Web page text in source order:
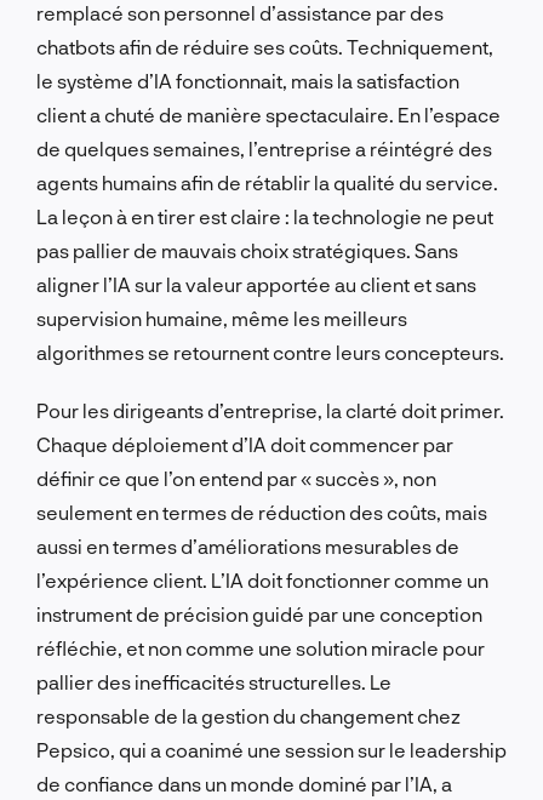
remplacé son personnel d’assistance par des
chatbots afin de réduire ses coûts. Techniquement,
le système d’IA fonctionnait, mais la satisfaction
client a chuté de manière spectaculaire. En l’espace
de quelques semaines, l’entreprise a réintégré des
agents humains afin de rétablir la qualité du service.
La leçon à en tirer est claire : la technologie ne peut
pas pallier de mauvais choix stratégiques. Sans
aligner l’IA sur la valeur apportée au client et sans
supervision humaine, même les meilleurs
algorithmes se retournent contre leurs concepteurs.
Pour les dirigeants d’entreprise, la clarté doit primer.
Chaque déploiement d’IA doit commencer par
définir ce que l’on entend par « succès », non
seulement en termes de réduction des coûts, mais
aussi en termes d’améliorations mesurables de
l’expérience client. L’IA doit fonctionner comme un
instrument de précision guidé par une conception
réfléchie, et non comme une solution miracle pour
pallier des inefficacités structurelles. Le
responsable de la gestion du changement chez
Pepsico, qui a coanimé une session sur le leadership
de confiance dans un monde dominé par l’IA, a